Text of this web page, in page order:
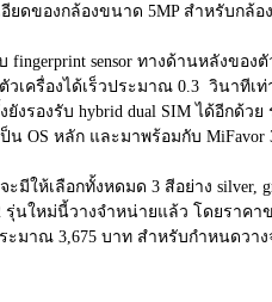
ยดของกล้องขนาด 5MP สำหรับกล้อ
fingerprint sensor ทางด้านหลังของตั
วเครื่องได้เร็วประมาณ 0.3  วินาที
ยังรองรับ hybrid dual SIM ได้อีกด้
ป็น OS หลัก และมาพร้อมกับ MiFavor
ะมีให้เลือกทั้งหดมด 3 สีอย่าง silver,
รุ่นใหม่นี้วางจำหน่ายแล้ว โดยราคา
ะมาณ 3,675 บาท สำหรับกำหนดว